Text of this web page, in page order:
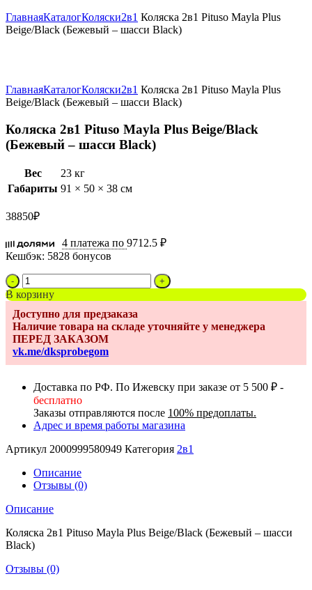
ГлавнаяКаталогКоляски2в1 Коляска 2в1 Pituso Mayla Plus
Beige/Black (Бежевый – шасси Black)
ГлавнаяКаталогКоляски2в1 Коляска 2в1 Pituso Mayla Plus
Beige/Black (Бежевый – шасси Black)
Коляска 2в1 Pituso Mayla Plus Beige/Black
(Бежевый – шасси Black)
Вес
23 кг
Габариты 91 × 50 × 38 см
38850₽
4 платежа по 9712.5 ₽
Кешбэк: 5828 бонусов
Количество
товара
Коляска
2в1
Pituso
Mayla
Plus
Beige/Black
-
шасси
Black)
В корзину
Доступно для предзаказа
Наличие товара на складе уточняйте у менеджера
ПЕРЕД ЗАКАЗОМ
vk.me/dksprobegom
Доставка по РФ. По Ижевску при заказе от 5 500 ₽ -
бесплатно
Заказы отправляются после 100% предоплаты.
Адрес и время работы магазина
Артикул 2000999580949 Категория 2в1
Описание
Отзывы (0)
Описание
Коляска 2в1 Pituso Mayla Plus Beige/Black (Бежевый – шасси
Black)
Отзывы (0)